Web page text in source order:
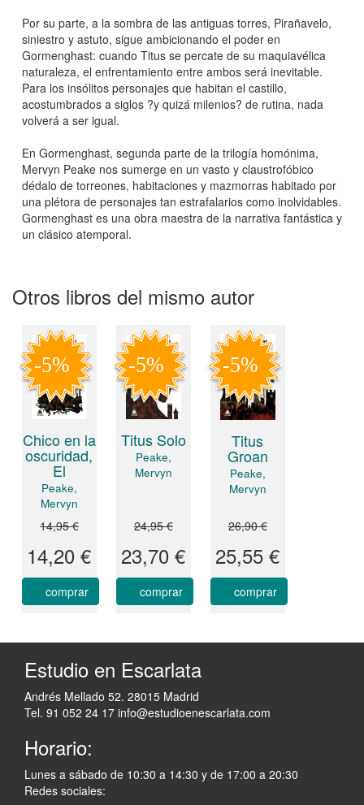
Por su parte, a la sombra de las antiguas torres, Pirañavelo,
siniestro y astuto, sigue ambicionando el poder en
Gormenghast: cuando Titus se percate de su maquiavélica
naturaleza, el enfrentamiento entre ambos será inevitable.
Para los insólitos personajes que habitan el castillo,
acostumbrados a siglos ?y quizá milenios? de rutina, nada
volverá a ser igual.
En Gormenghast, segunda parte de la trilogía homónima,
Mervyn Peake nos sumerge en un vasto y claustrofóbico
dédalo de torreones, habitaciones y mazmorras habitado por
una plétora de personajes tan estrafalarios como inolvidables.
Gormenghast es una obra maestra de la narrativa fantástica y
un clásico atemporal.
Otros libros del mismo autor
Chico en la
oscuridad,
El
Peake,
Mervyn
14,95 €
14,20 €
comprar
Titus Solo
Peake,
Mervyn
24,95 €
23,70 €
comprar
Titus
Groan
Peake,
Mervyn
26,90 €
25,55 €
comprar
Estudio en Escarlata
Andrés Mellado 52. 28015 Madrid
Tel. 91 052 24 17 info@estudioenescarlata.com
Horario:
Lunes a sábado de 10:30 a 14:30 y de 17:00 a 20:30
Redes sociales: